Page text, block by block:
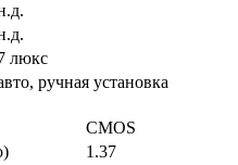
люкс
ручная установка
CMOS
1.37